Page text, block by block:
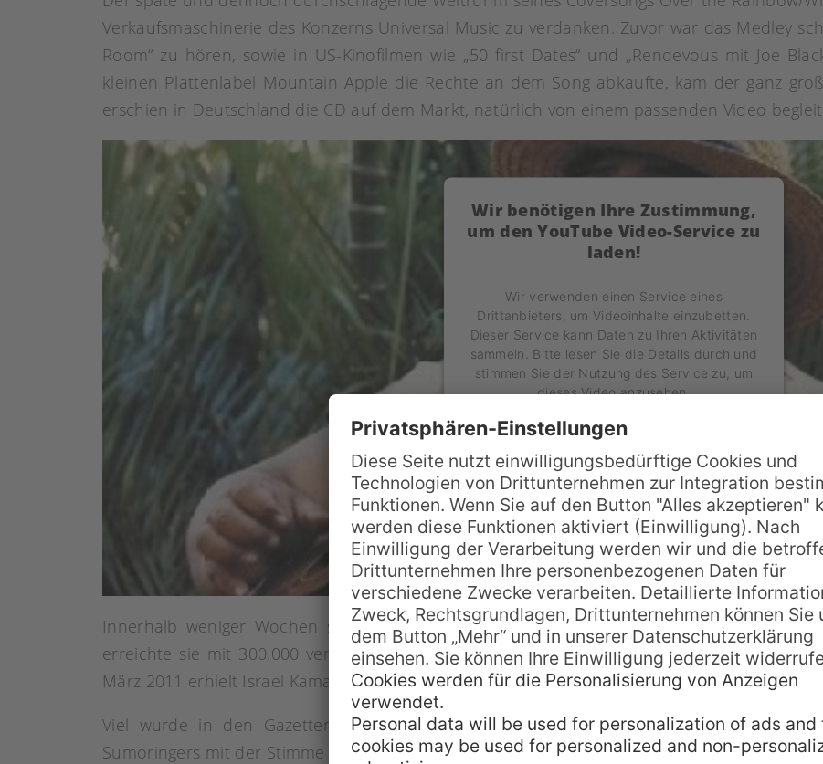
Verkaufsmaschinerie des Konzerns Universal Music zu verdanken. Zuvor war das Medley
Room“ zu hören, sowie in US-Kinofilmen wie „50 first Dates“ und „Rendevous mit Joe
kleinen Plattenlabel Mountain Apple die Rechte an dem Song abkaufte, kam der ganz
erschien in Deutschland die CD auf dem Markt, natürlich von einem passenden Video
Wir benötigen Ihre Zustimmung,
um den YouTube Video-Service zu
laden!
Wir verwenden einen Service eines
Drittanbieters, um Videoinhalte einzubetten.
Dieser Service kann Daten zu Ihren Aktivitäten
sammeln. Bitte lesen Sie die Details durch und
stimmen Sie der Nutzung des Service zu, um
dieses Video anzusehen.
Mehr Informationen
Akzeptieren
powered by
Usercentrics Consent Management
Platform
Innerhalb weniger Wochen stürmte die Single die deutschen Charts und kam auf Platz
erreichte sie mit 300.000 verkauften Exemplaren den Platinstatus und wurde
März 2011 erhielt Israel Kamakawiwo’ole den Echo für den „Hit des Jahres“.
Viel wurde in den Gazetten und Magazinen damals darüber geschrieben, warum es
Sumoringers mit der Stimme eines dünnen Knaben“ den Menschen hierzulande so